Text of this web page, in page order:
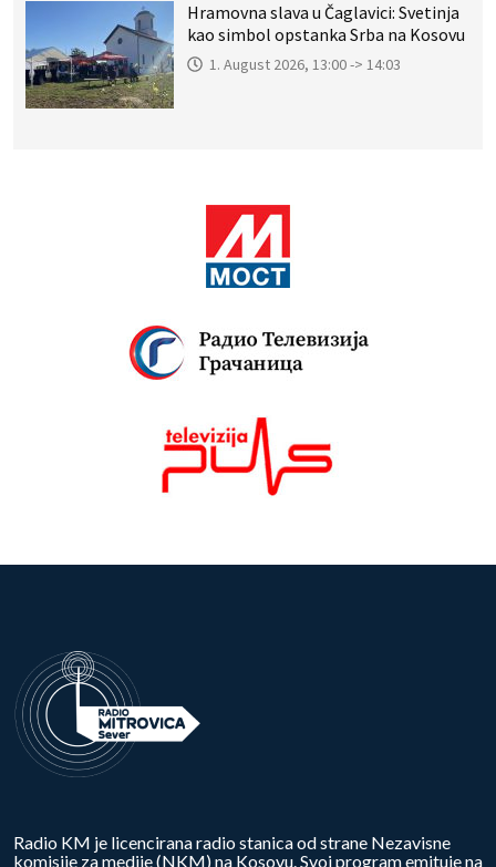
Hramovna slava u Čaglavici: Svetinja
kao simbol opstanka Srba na Kosovu
1. August 2026, 13:00 -> 14:03
Radio KM je licencirana radio stanica od strane Nezavisne
komisije za medije (NKM) na Kosovu. Svoj program emituje na